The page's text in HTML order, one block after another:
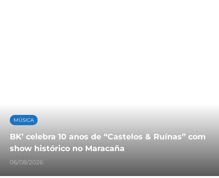
MÚSICA
BK’ celebra 10 anos de “Castelos & Ruínas” com
show histórico no Maracaña
06/08/2026